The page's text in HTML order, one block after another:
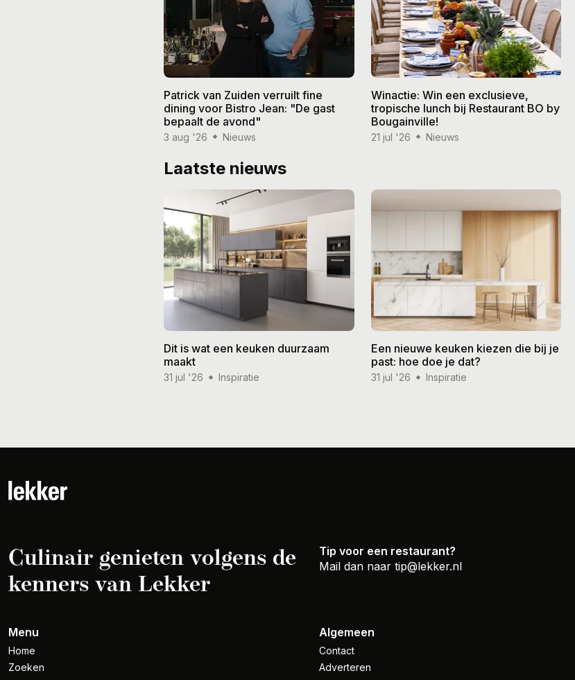
Patrick van Zuiden verruilt fine
dining voor Bistro Jean: "De gast
bepaalt de avond"
3 aug '26 Nieuws
Winactie: Win een exclusieve,
tropische lunch bij Restaurant BO by
Bougainville!
21 jul '26 Nieuws
Laatste nieuws
Dit is wat een keuken duurzaam
maakt
31 jul '26 Inspiratie
Een nieuwe keuken kiezen die bij je
past: hoe doe je dat?
31 jul '26 Inspiratie
Culinair genieten volgens de
kenners van Lekker
Tip voor een restaurant?
Mail dan naar tip@lekker.nl
Menu
Home
Zoeken
Algemeen
Contact
Adverteren